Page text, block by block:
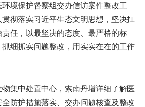
境保护督察组交办信访案件整改工
彻落实习近平生态文明思想，坚决扛
任，以最坚决的态度、最严格的标
细抓实问题整改，用实实在在的工作
集中处置中心，索南丹增详细了解医
防护措施落实、交办问题核查及整改